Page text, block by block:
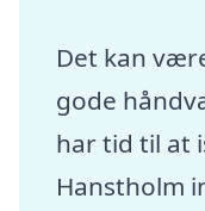
Det kan
gode
har tid til at
Hanstholm